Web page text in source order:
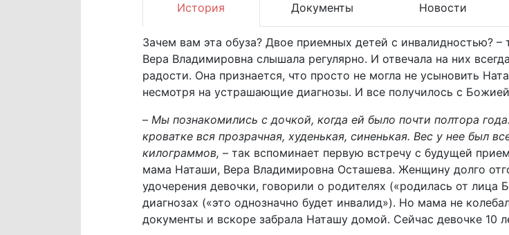
История Документы Новости
Зачем вам эта обуза? Двое приемных детей с инвалидностью? –
Вера Владимировна слышала регулярно. И отвечала на них
радости. Она признается, что просто не могла не усыновить
несмотря на устрашающие диагнозы. И все получилось с
– Мы познакомились с дочкой, когда ей было почти полтора
кроватке вся прозрачная, худенькая, синенькая. Вес у нее был
килограммов, – так вспоминает первую встречу с будущей
мама Наташи, Вера Владимировна Осташева. Женщину долго
удочерения девочки, говорили о родителях («родилась от
диагнозах («это однозначно будет инвалид»). Но мама не
документы и вскоре забрала Наташу домой. Сейчас девочке 10